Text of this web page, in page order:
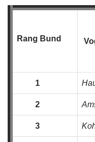
Rang Bund
1
2
3